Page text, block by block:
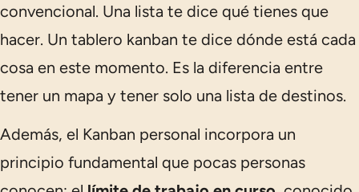
convencional. Una lista te dice qué tienes que
hacer. Un tablero kanban te dice dónde está cada
cosa en este momento. Es la diferencia entre
tener un mapa y tener solo una lista de destinos.
Además, el Kanban personal incorpora un
principio fundamental que pocas personas